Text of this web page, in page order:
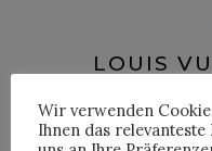
LOUIS
Wir verwenden
Ihnen das